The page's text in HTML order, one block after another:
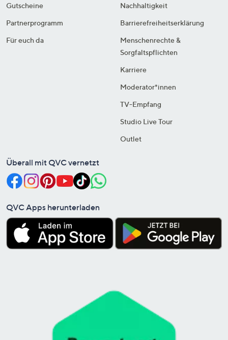
Gutscheine
Partnerprogramm
Für euch da
Nachhaltigkeit
Barrierefreiheitserklärung
Menschenrechte &
Sorgfaltspflichten
Karriere
Moderator*innen
TV-Empfang
Studio Live Tour
Outlet
Überall mit QVC vernetzt
QVC Apps herunterladen